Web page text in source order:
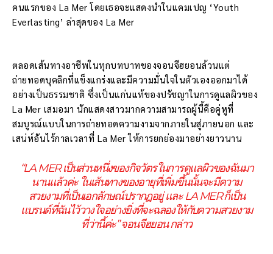
คนแรกของ La Mer โดยเธอจะแสดงนำในแคมเปญ ‘Youth
Everlasting’ ล่าสุดของ La Mer
ตลอดเส้นทางอาชีพในทุกบทบาทของจอนจีฮยอนล้วนแต่
ถ่ายทอดบุคลิกที่แข็งแกร่งและมีความมั่นใจในตัวเองออกมาได้
อย่างเป็นธรรมชาติ ซึ่งเป็นแก่นแท้ของปรัชญาในการดูแลผิวของ
La Mer เสมอมา นักแสดงสาวมากความสามารถผู้นี้คือคู่หูที่
สมบูรณ์แบบในการถ่ายทอดความงามจากภายในสู่ภายนอก และ
เสน่ห์อันไร้กาลเวลาที่ La Mer ให้การยกย่องมาอย่างยาวนาน
“LA MER เป็นส่วนหนึ่งของกิจวัตรในการดูแลผิวของฉันมา
นานแล้วค่ะ ในเส้นทางของอายุที่เพิ่มขึ้นนั้นจะมีความ
สวยงามที่เป็นเอกลักษณ์ปรากฏอยู่ และ LA MER ก็เป็น
แบรนด์ที่ฉันไว้วางใจอย่างยิ่งที่จะฉลองให้กับความสวยงาม
ที่ว่านี้ค่ะ” จอนจีฮยอน กล่าว